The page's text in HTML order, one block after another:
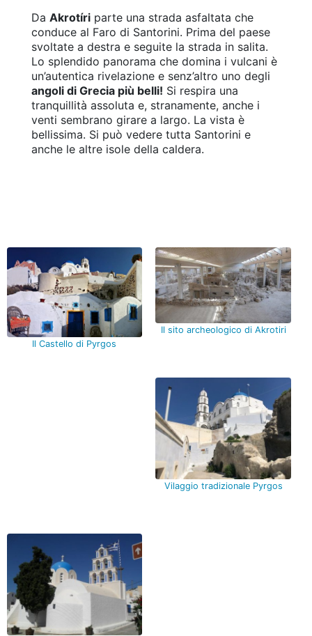
Da Akrotíri parte una strada asfaltata che
conduce al Faro di Santorini. Prima del paese
svoltate a destra e seguite la strada in salita.
Lo splendido panorama che domina i vulcani è
un’autentica rivelazione e senz’altro uno degli
angoli di Grecia più belli! Si respira una
tranquillità assoluta e, stranamente, anche i
venti sembrano girare a largo. La vista è
bellissima. Si può vedere tutta Santorini e
anche le altre isole della caldera.
Il Castello di Pyrgos
Il sito archeologico di Akrotiri
Vilaggio tradizionale Pyrgos